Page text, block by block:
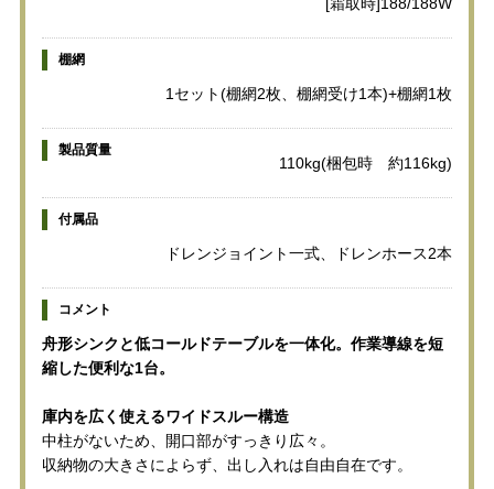
棚網
1セット(棚網2枚、棚網受け1本)+棚網1枚
製品質量
110kg(梱包時 約116kg)
付属品
ドレンジョイント一式、ドレンホース2本
コメント
舟形シンクと低コールドテーブルを一体化。作業導線を短
縮した便利な1台。
庫内を広く使えるワイドスルー構造
中柱がないため、開口部がすっきり広々。
収納物の大きさによらず、出し入れは自由自在です。